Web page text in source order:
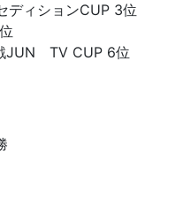
ィションCUP 3位
JUN TV CUP 6位